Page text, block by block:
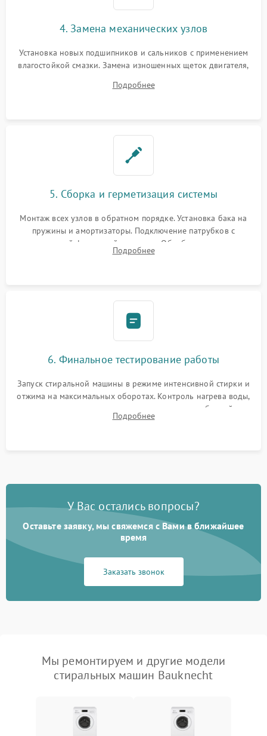
4. Замена механических узлов
Установка новых подшипников и сальников с применением
влагостойкой смазки. Замена изношенных щеток двигателя,
или поврежденной резиновой манжеты.
Подробнее
5. Сборка и герметизация системы
Монтаж всех узлов в обратном порядке. Установка бака на
пружины и амортизаторы. Подключение патрубков с
надежной фиксацией хомутами. Обработка стыков
герметиком для предотвращения возможных протечек воды.
Подробнее
6. Финальное тестирование работы
Запуск стиральной машины в режиме интенсивной стирки и
отжима на максимальных оборотах. Контроль нагрева воды,
корректности слива, отсутствия излишних вибраций,
посторонних стуков и протечек под корпусом.
Подробнее
У Вас остались вопросы?
Оставьте заявку, мы свяжемся с Вами в ближайшее
время
Заказать звонок
Мы ремонтируем и другие модели
стиральных машин Bauknecht